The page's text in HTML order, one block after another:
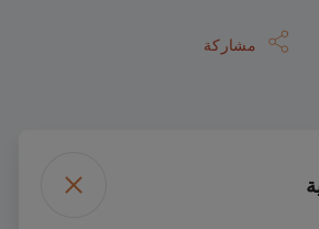
مشاركة